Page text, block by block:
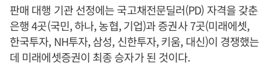
판매 대행 기관 선정에는 국고채전문딜러(PD) 자격을 갖춘
은행 4곳(국민, 하나, 농협, 기업)과 증권사 7곳(미래에셋,
한국투자, NH투자, 삼성, 신한투자, 키움, 대신)이 경쟁했는
데 미래에셋증권이 최종 승자가 된 것이다.